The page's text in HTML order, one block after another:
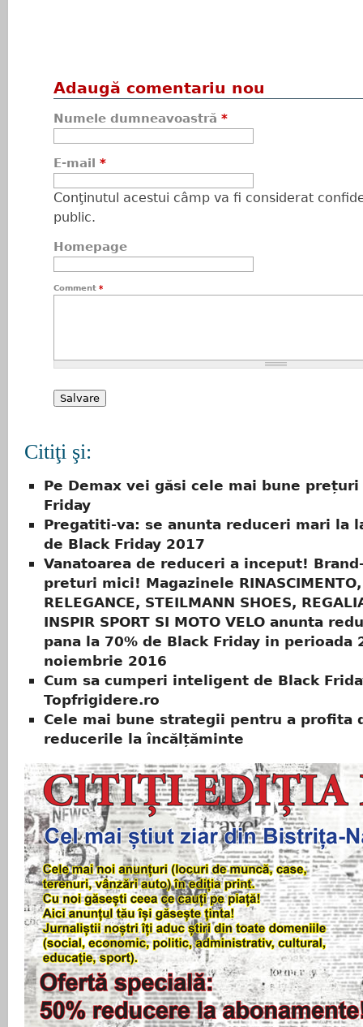
Adaugă comentariu nou
Numele dumneavoastră *
E-mail *
Conţinutul acestui câmp va fi considerat
public.
Homepage
Comment *
Citiţi şi:
Pe Demax vei găsi cele mai bune prețuri
Friday
Pregatiti-va: se anunta reduceri mari la
de Black Friday 2017
Vanatoarea de reduceri a inceput!
preturi mici! Magazinele RINASCIMENTO,
RELEGANCE, STEILMANN SHOES,
INSPIR SPORT SI MOTO VELO anunta
pana la 70% de Black Friday in perioada
noiembrie 2016
Cum sa cumperi inteligent de Black
Topfrigidere.ro
Cele mai bune strategii pentru a profita
reducerile la încălțăminte